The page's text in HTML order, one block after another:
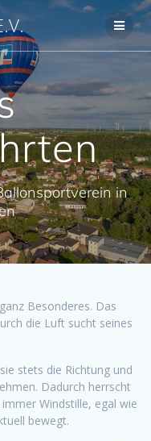
in
Besonderes. Das
die Luft sucht seines
stets die Richtung und
Dadurch herrscht
Windstille, egal wie
bewegt.